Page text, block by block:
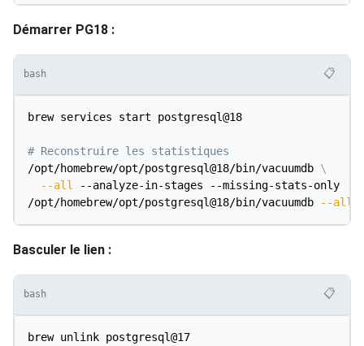
Démarrer PG18 :
bash 📋
brew services start postgresql@18
# Reconstruire les statistiques
/opt/homebrew/opt/postgresql@18/bin/vacuumdb \
--all
--analyze-in-stages --missing-stats-only
/opt/homebrew/opt/postgresql@18/bin/vacuumdb
--all
Basculer le lien :
bash 📋
brew unlink postgresql@17